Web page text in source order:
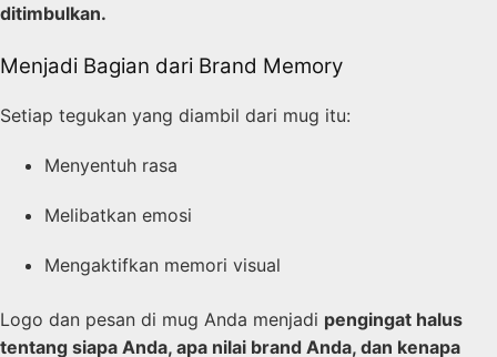
ditimbulkan.
Menjadi Bagian dari Brand Memory
Setiap tegukan yang diambil dari mug itu:
Menyentuh rasa
Melibatkan emosi
Mengaktifkan memori visual
Logo dan pesan di mug Anda menjadi pengingat halus
tentang siapa Anda, apa nilai brand Anda, dan kenapa